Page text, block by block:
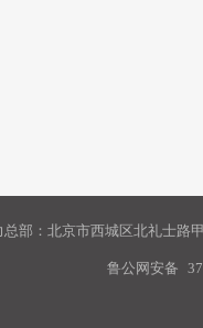
总部：北京市西城区北礼士路
鲁公网安备